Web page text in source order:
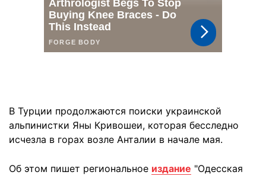
В Турции продолжаются поиски украинской
альпинистки Яны Кривошеи, которая бесследно
исчезла в горах возле Анталии в начале мая.
Об этом пишет региональное издание "Одесская